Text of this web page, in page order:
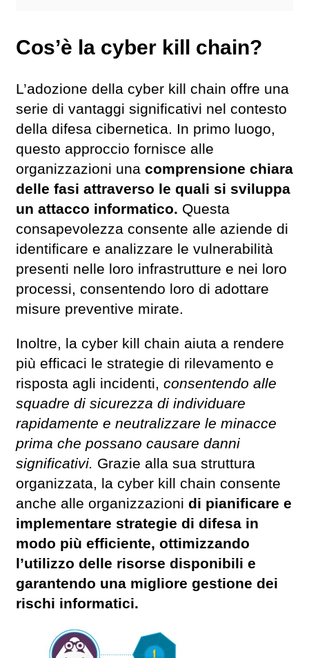
Cos’è la cyber kill chain?
L’adozione della cyber kill chain offre una
serie di vantaggi significativi nel contesto
della difesa cibernetica. In primo luogo,
questo approccio fornisce alle
organizzazioni una comprensione chiara
delle fasi attraverso le quali si sviluppa
un attacco informatico. Questa
consapevolezza consente alle aziende di
identificare e analizzare le vulnerabilità
presenti nelle loro infrastrutture e nei loro
processi, consentendo loro di adottare
misure preventive mirate.
Inoltre, la cyber kill chain aiuta a rendere
più efficaci le strategie di rilevamento e
risposta agli incidenti, consentendo alle
squadre di sicurezza di individuare
rapidamente e neutralizzare le minacce
prima che possano causare danni
significativi. Grazie alla sua struttura
organizzata, la cyber kill chain consente
anche alle organizzazioni di pianificare e
implementare strategie di difesa in
modo più efficiente, ottimizzando
l’utilizzo delle risorse disponibili e
garantendo una migliore gestione dei
rischi informatici.